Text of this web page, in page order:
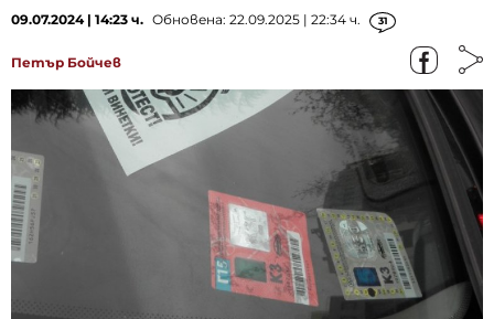
09.07.2024 | 14:23 ч. Обновена: 22.09.2025 | 22:34 ч. 31
Петър Бойчев